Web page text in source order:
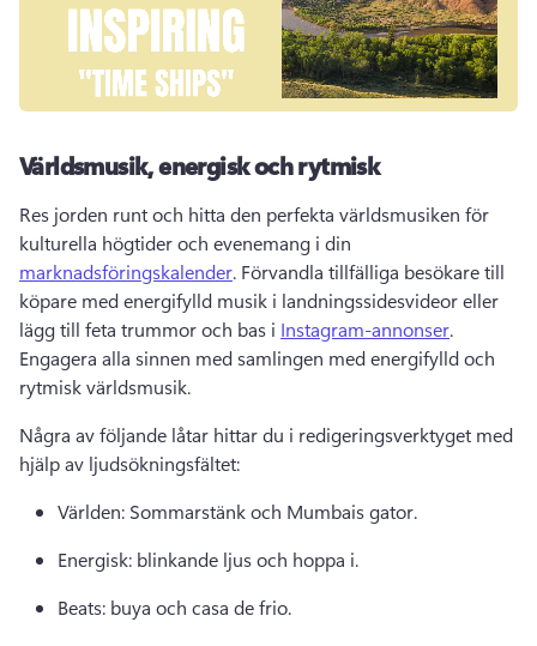
Världsmusik, energisk och rytmisk
Res jorden runt och hitta den perfekta världsmusiken för
kulturella högtider och evenemang i din
marknadsföringskalender. Förvandla tillfälliga besökare till
köpare med energifylld musik i landningssidesvideor eller
lägg till feta trummor och bas i Instagram-annonser
Engagera alla sinnen med samlingen med energifylld och
rytmisk världsmusik.
Några av följande låtar hittar du i redigeringsverktyget med
hjälp av ljudsökningsfältet:
Världen: Sommarstänk och Mumbais gator.
Energisk: blinkande ljus och hoppa i.
Beats: buya och casa de frio.